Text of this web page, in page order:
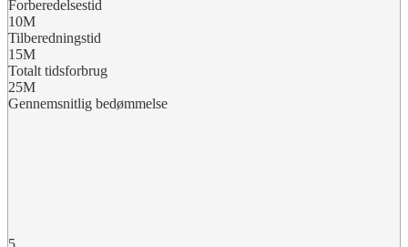
Forberedelsestid
10M
Tilberedningstid
15M
Totalt tidsforbrug
25M
Gennemsnitlig bedømmelse